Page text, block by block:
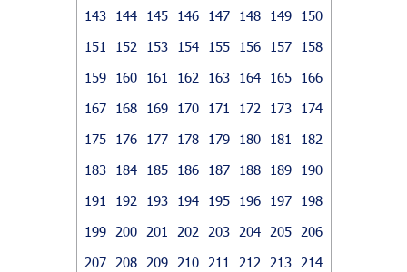
143
144 145 146 147 148 149
150
151
152 153 154 155 156 157
158
159
160 161 162 163 164 165
166
167
168 169 170 171 172 173
174
175
176 177 178 179 180 181
182
183
184 185 186 187 188 189
190
191
192 193 194 195 196 197
198
199
200 201 202 203 204 205
206
207
208 209 210 211 212 213
214